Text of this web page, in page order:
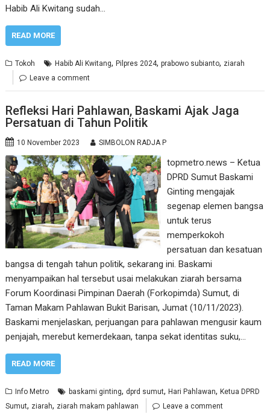
Habib Ali Kwitang sudah…
READ MORE
Tokoh Habib Ali Kwitang,Pilpres 2024,prabowo subianto, ziarah
Leave a comment
Refleksi Hari Pahlawan, Baskami Ajak Jaga
Persatuan di Tahun Politik
10 November 2023 SIMBOLON RADJA P
topmetro.news – Ketua
DPRD Sumut Baskami
Ginting mengajak
segenap elemen bangsa
untuk terus
memperkokoh
persatuan dan kesatuan
bangsa di tengah tahun politik, sekarang ini. Baskami
menyampaikan hal tersebut usai melakukan ziarah bersama
Forum Koordinasi Pimpinan Daerah (Forkopimda) Sumut, di
Taman Makam Pahlawan Bukit Barisan, Jumat (10/11/2023).
Baskami menjelaskan, perjuangan para pahlawan mengusir kaum
penjajah, merebut kemerdekaan, tanpa sekat identitas suku,…
READ MORE
Info Metro baskami ginting, dprd sumut,Hari Pahlawan,Ketua DPRD
Sumut, ziarah, ziarah makam pahlawan Leave a comment